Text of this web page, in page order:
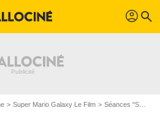
profil search
Super Mario Galaxy Le Film Séances "Super Mario Galaxy Le Film" Haute-Garonne